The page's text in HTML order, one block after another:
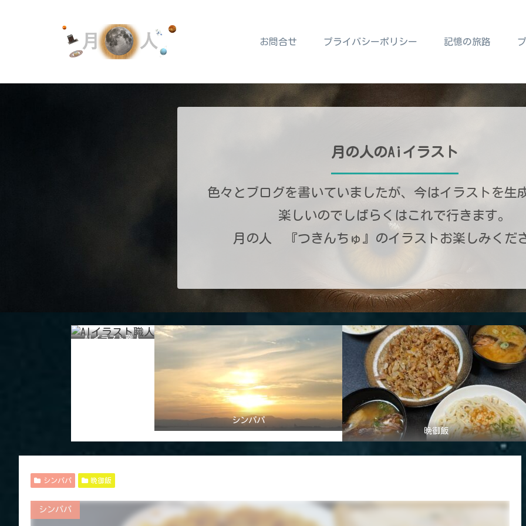
お問合せ プライバシーポリシー 記憶の旅路
月の人のAiイラスト
色々とブログを書いていましたが、今はイラストを生
楽しいのでしばらくはこれで行きます。
月の人 『つきんちゅ』のイラストお楽しみくだ
AIイラスト職人
シンパパ
晩御飯
シンパパ 晩御飯
シンパパ